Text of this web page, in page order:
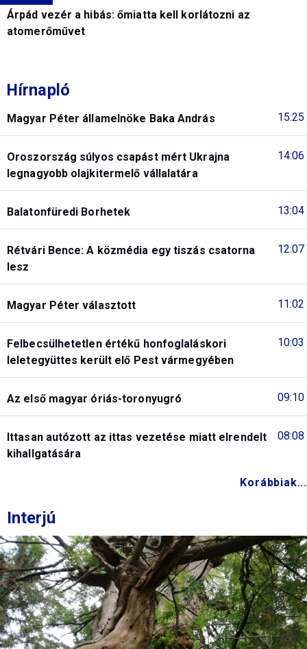
Árpád vezér a hibás: őmiatta kell korlátozni az
atomerőművet
Hírnapló
15:25
Magyar Péter államelnöke Baka András
14:06
Oroszország súlyos csapást mért Ukrajna
legnagyobb olajkitermelő vállalatára
13:04
Balatonfüredi Borhetek
12:07
Rétvári Bence: A közmédia egy tiszás csatorna
lesz
11:02
Magyar Péter választott
10:03
Felbecsülhetetlen értékű honfoglaláskori
leletegyüttes került elő Pest vármegyében
09:10
Az első magyar óriás-toronyugró
08:08
Ittasan autózott az ittas vezetése miatt elrendelt
kihallgatására
Korábbiak...
Interjú